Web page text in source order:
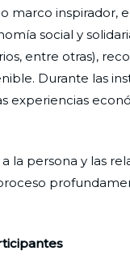
marco inspirador,
social y
entre otras),
Durante las
experiencias
la persona y las